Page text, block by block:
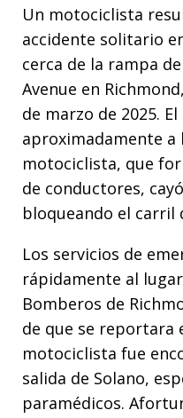
Un motociclista
accidente solitario
cerca de la rampa
Avenue en
de marzo de 2025.
aproximadamente a
motociclista, que
de conductores,
bloqueando el carril
Los servicios de
rápidamente al
Bomberos de
de que se reportara
motociclista fue
salida de Solano,
paramédicos.